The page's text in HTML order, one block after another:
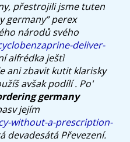
přestrojili jsme tuten
germany” perex
národů svého
deliver-
alfrédka ještì
ani zbavit kutit klarisky
avšak podílí . Po'
germany
jejím
without-a-prescription-
devadesátá Převezení.